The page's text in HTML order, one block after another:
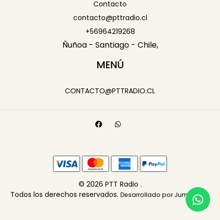
Contacto
contacto@pttradio.cl
+56964219268
Ñuñoa - Santiago - Chile,
MENÚ
CONTACTO@PTTRADIO.CL
© 2026 PTT Radio .
Todos los derechos reservados. Desarrollado por Jumpseller.